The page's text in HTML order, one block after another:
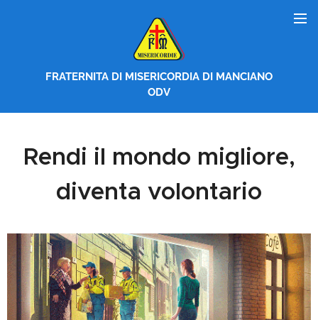
FRATERNITA DI MISERICORDIA DI MANCIANO
ODV
Rendi il mondo migliore,
diventa volontario